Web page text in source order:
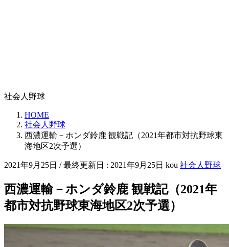
社会人野球
HOME
社会人野球
西濃運輸－ホンダ鈴鹿 観戦記（2021年都市対抗野球東
海地区2次予選）
2021年9月25日 / 最終更新日 : 2021年9月25日 kou 社会人野球
西濃運輸－ホンダ鈴鹿 観戦記（2021年
都市対抗野球東海地区2次予選）